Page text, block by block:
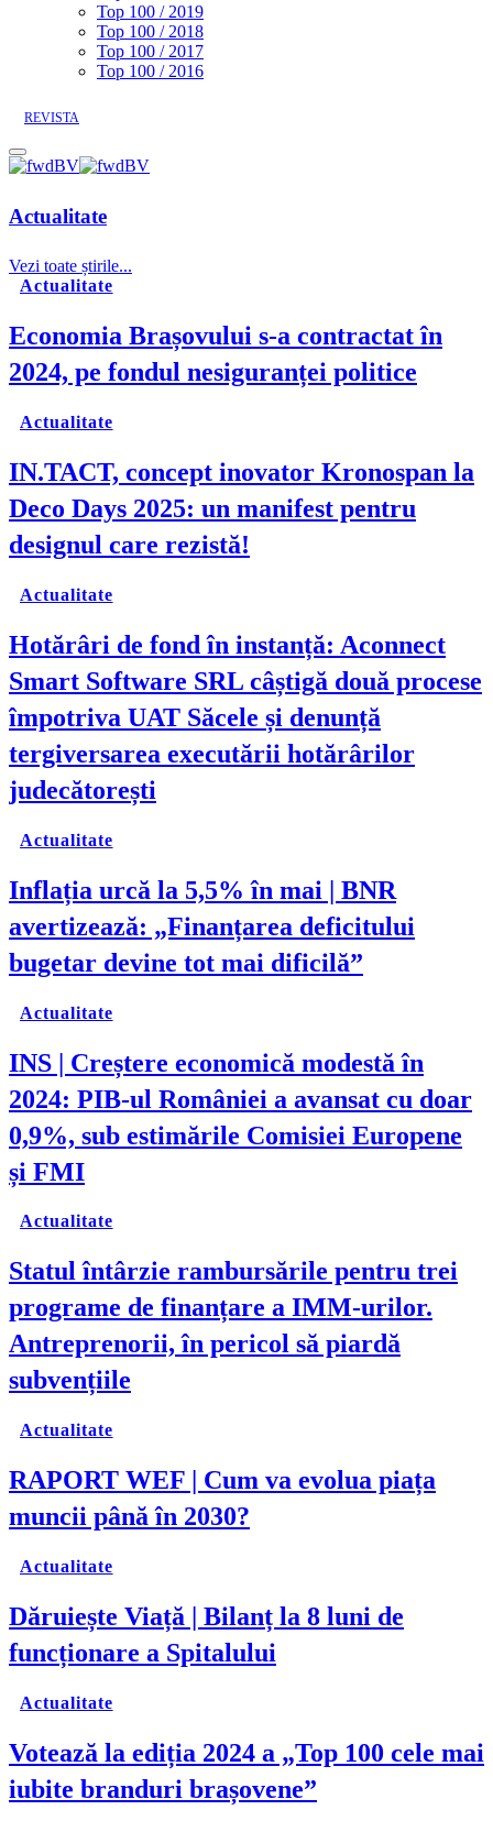
Top 100 / 2019
Top 100 / 2018
Top 100 / 2017
Top 100 / 2016
REVISTA
Actualitate
Vezi toate știrile...
Actualitate
Economia Brașovului s-a contractat în
2024, pe fondul nesiguranței politice
Actualitate
IN.TACT, concept inovator Kronospan la
Deco Days 2025: un manifest pentru
designul care rezistă!
Actualitate
Hotărâri de fond în instanță: Aconnect
Smart Software SRL câștigă două procese
împotriva UAT Săcele și denunță
tergiversarea executării hotărârilor
judecătorești
Actualitate
Inflația urcă la 5,5% în mai | BNR
avertizează: „Finanțarea deficitului
bugetar devine tot mai dificilă”
Actualitate
INS | Creștere economică modestă în
2024: PIB-ul României a avansat cu doar
0,9%, sub estimările Comisiei Europene
și FMI
Actualitate
Statul întârzie rambursările pentru trei
programe de finanțare a IMM-urilor.
Antreprenorii, în pericol să piardă
subvențiile
Actualitate
RAPORT WEF | Cum va evolua piața
muncii până în 2030?
Actualitate
Dăruiește Viață | Bilanț la 8 luni de
funcționare a Spitalului
Actualitate
Votează la ediția 2024 a „Top 100 cele mai
iubite branduri brașovene”